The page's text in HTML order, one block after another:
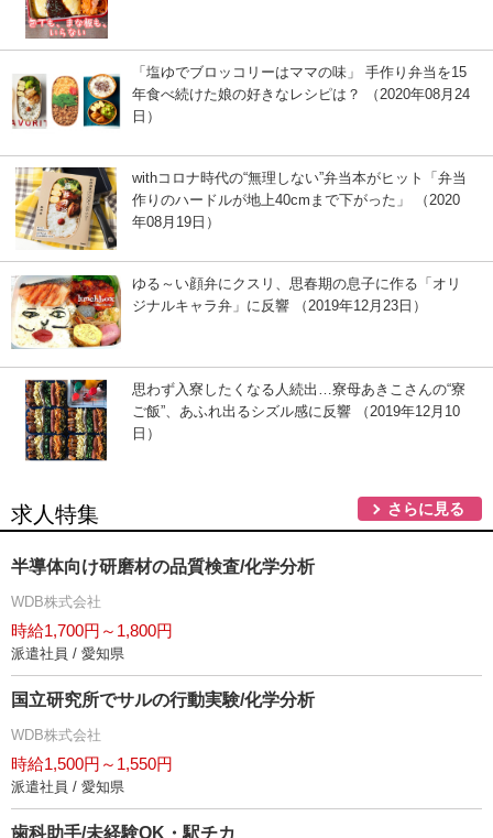
「塩ゆでブロッコリーはママの味」 手作り弁当を15
年食べ続けた娘の好きなレシピは？ （2020年08月24
日）
withコロナ時代の“無理しない”弁当本がヒット「弁当
作りのハードルが地上40cmまで下がった」 （2020
年08月19日）
ゆる～い顔弁にクスリ、思春期の息子に作る「オリ
ジナルキャラ弁」に反響 （2019年12月23日）
思わず入寮したくなる人続出…寮母あきこさんの“寮
ご飯”、あふれ出るシズル感に反響 （2019年12月10
日）
求人特集 さらに見る
半導体向け研磨材の品質検査/化学分析
WDB株式会社
時給1,700円～1,800円
派遣社員 / 愛知県
国立研究所でサルの行動実験/化学分析
WDB株式会社
時給1,500円～1,550円
派遣社員 / 愛知県
歯科助手/未経験OK・駅チカ